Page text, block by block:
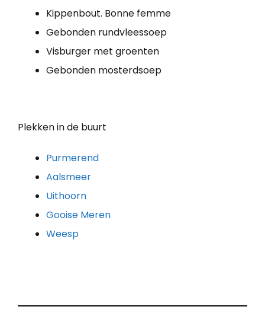
Kippenbout. Bonne femme
Gebonden rundvleessoep
Visburger met groenten
Gebonden mosterdsoep
Plekken in de buurt
Purmerend
Aalsmeer
Uithoorn
Gooise Meren
Weesp